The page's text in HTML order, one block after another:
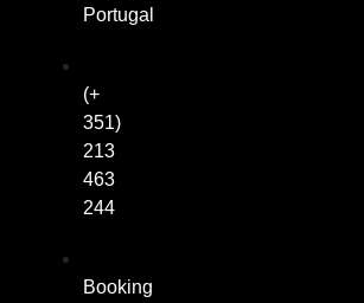
Portugal
(+
351)
213
463
244
Booking